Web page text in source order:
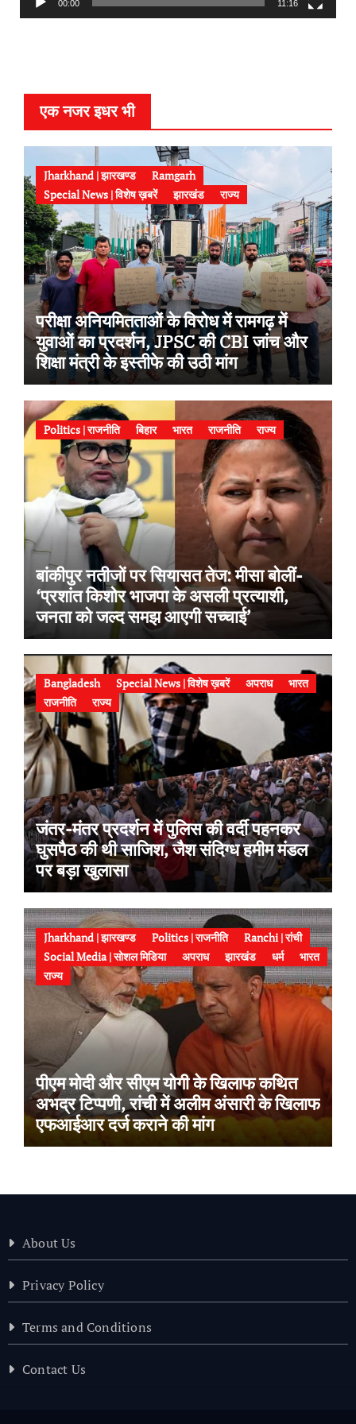
00:00 11:16
एक नजर इधर भी
Jharkhand | झारखण्ड
Ramgarh
Special News | विशेष ख़बरें
झारखंड राज्य
परीक्षा अनियमितताओं के विरोध में रामगढ़ में
युवाओं का प्रदर्शन, JPSC की CBI जांच और
शिक्षा मंत्री के इस्तीफे की उठी मांग
Politics | राजनीति बिहार भारत राजनीति राज्य
बांकीपुर नतीजों पर सियासत तेज: मीसा बोलीं-
‘प्रशांत किशोर भाजपा के असली प्रत्याशी,
जनता को जल्द समझ आएगी सच्चाई’
Bangladesh Special News | विशेष ख़बरें अपराध
भारत
राजनीति
राज्य
जंतर-मंतर प्रदर्शन में पुलिस की वर्दी पहनकर
घुसपैठ की थी साजिश, जैश संदिग्ध हमीम मंडल
पर बड़ा खुलासा
Jharkhand | झारखण्ड Politics | राजनीति
Ranchi | रांची
Social Media | सोशल मिडिया
अपराध झारखंड धर्म
भारत
राज्य
पीएम मोदी और सीएम योगी के खिलाफ कथित
अभद्र टिप्पणी, रांची में अलीम अंसारी के खिलाफ
एफआईआर दर्ज कराने की मांग
About Us
Privacy Policy
Terms and Conditions
Contact Us